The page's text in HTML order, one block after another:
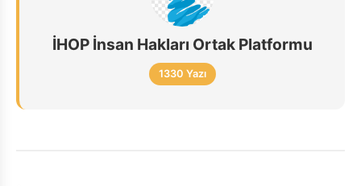
İHOP İnsan Hakları Ortak Platformu
1330 Yazı